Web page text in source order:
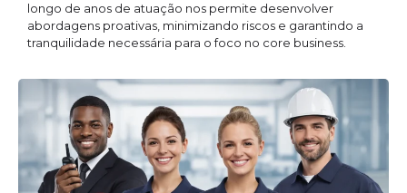
longo de anos de atuação nos permite desenvolver
abordagens proativas, minimizando riscos e garantindo a
tranquilidade necessária para o foco no core business.